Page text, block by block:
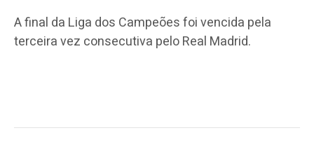
A final da Liga dos Campeões foi vencida pela
terceira vez consecutiva pelo Real Madrid.